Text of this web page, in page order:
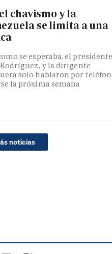
chavismo y la
se limita a una
se esperaba, el
y la dirigente
solo hablaron por
la próxima semana
noticias